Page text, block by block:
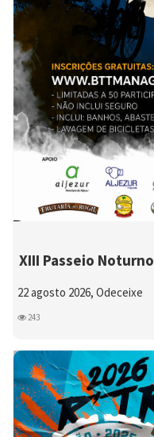
XIII Passeio Noturno
22 agosto 2026, Odeceixe
243